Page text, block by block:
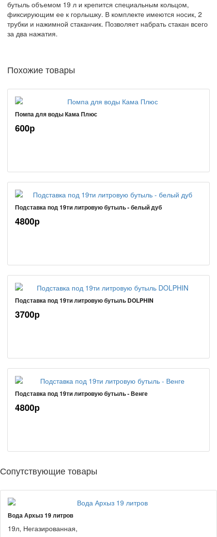
бутыль объемом 19 л и крепится специальным кольцом,
фиксирующим ее к горлышку. В комплекте имеются носик, 2
трубки и нажимной стаканчик. Позволяет набрать стакан всего
за два нажатия.
Похожие товары
Помпа для воды Кама Плюс
600р
Подставка под 19ти литровую бутыль - белый дуб
4800р
Подставка под 19ти литровую бутыль DOLPHIN
3700р
Подставка под 19ти литровую бутыль - Венге
4800р
Сопутствующие товары
Вода Архыз 19 литров
19л, Негазированная,